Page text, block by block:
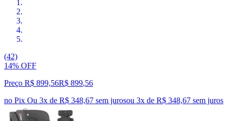
(42)
14% OFF
Preço R$ 899,56R$ 899,56
no Pix Ou 3x de R$ 348,67 sem jurosou 3x de R$ 348,67 sem juros